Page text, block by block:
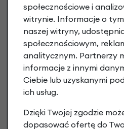
Raty
1,00 zł - 5000,00 zł
od 5001,00 zł /
Raty do 60
Poznaj
społecznościowe i
witrynie. Informacje o
naszej witryny,
społecznościowym,
analitycznym. Partnerzy
informacje z innymi
Ciebie lub uzyskanymi
ich usług.
Dzięki Twojej zgodzie
dopasować ofertę do